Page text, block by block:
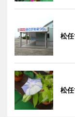
松
松